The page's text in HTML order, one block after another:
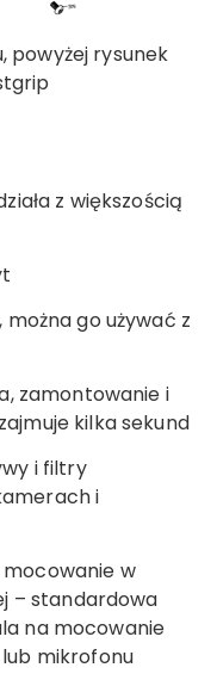
powyżej rysunek
z większością
go używać z
zamontowanie i
kilka sekund
i filtry
i
w
– standardowa
na mocowanie
mikrofonu